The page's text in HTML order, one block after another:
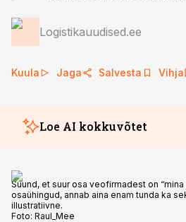
Logistikauudised.ee
Kuula Jaga Salvesta Vihja
Loe AI kokkuvõtet
Suund, et suur osa veofirmadest on “mina
osaühingud, annab aina enam tunda ka
illustratiivne.
Foto: Raul_Mee